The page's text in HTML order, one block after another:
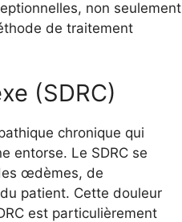
non seulement
de traitement
(SDRC)
chronique qui
entorse. Le SDRC se
œdèmes, de
patient. Cette douleur
est particulièrement